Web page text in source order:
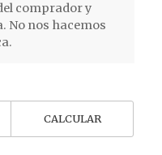
comprador y
No nos hacemos
CALCULAR